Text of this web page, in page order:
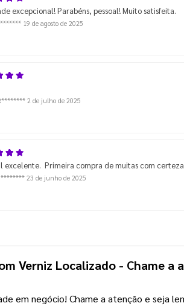
excepcional! Parabéns, pessoal! Muito satisfeita.
19 de agosto de 2025
2 de julho de 2025
excelente. Primeira compra de muitas com
******** 23 de junho de 2025
Verniz Localizado - Chame a
em negócio! Chame a atenção e seja